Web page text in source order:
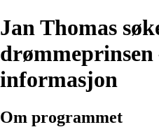
Jan Thomas
drømmeprinsen
informasjon
Om programmet